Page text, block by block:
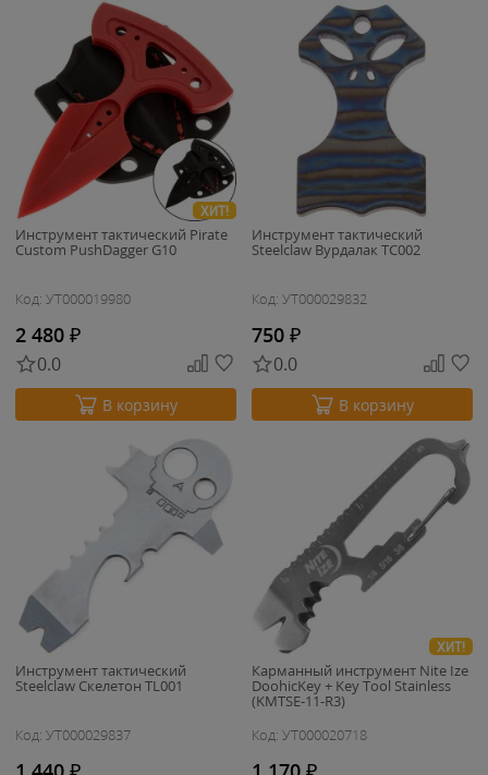
ХИТ!
Инструмент тактический Pirate
Custom PushDagger G10
Код: УТ000019980
2 480 ₽
0.0
В корзину
Инструмент тактический
Steelclaw Вурдалак TC002
Код: УТ000029832
750 ₽
0.0
В корзину
Инструмент тактический
Steelclaw Скелетон TL001
Код: УТ000029837
ХИТ!
Карманный инструмент Nite Ize
DoohicKey + Key Tool Stainless
(KMTSE-11-R3)
Код: УТ000020718